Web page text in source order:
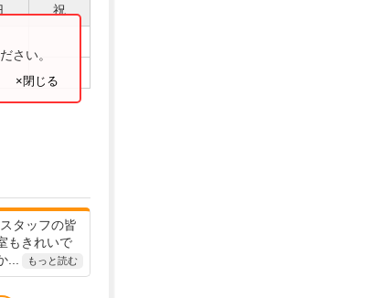
祝
さい。
×閉じる
タッフの皆
もきれいで
もっと読む